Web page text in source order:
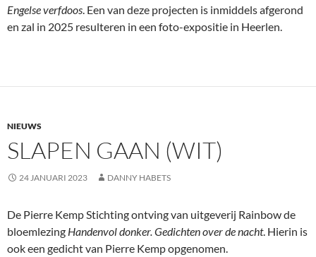
Engelse verfdoos . Een van deze projecten is inmiddels afgerond
en zal in 2025 resulteren in een foto-expositie in Heerlen.
NIEUWS
SLAPEN GAAN (WIT)
24 JANUARI 2023 DANNY HABETS
De Pierre Kemp Stichting ontving van uitgeverij Rainbow de
bloemlezing Handenvol donker. Gedichten over de nacht. Hierin is
ook een gedicht van Pierre Kemp opgenomen.